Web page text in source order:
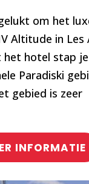
om het
Altitude in Les
het hotel stap
Paradiski
gebied is zeer
INFORMATIE